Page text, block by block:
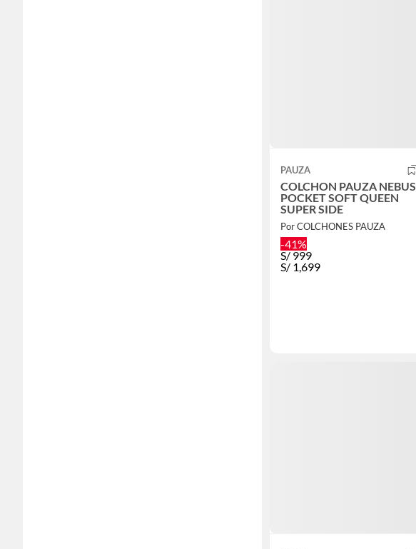
PAUZA
COLCHON PAUZA NEBUS
POCKET SOFT QUEEN
SUPER SIDE
Por COLCHONES PAUZA
-41%
S/ 999
S/ 1,699